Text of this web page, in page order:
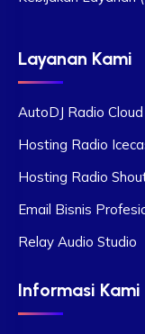
Layanan Kami
AutoDJ Radio Cloud
Hosting Radio
Hosting Radio
Email Bisnis
Relay Audio Studio
Informasi Kami